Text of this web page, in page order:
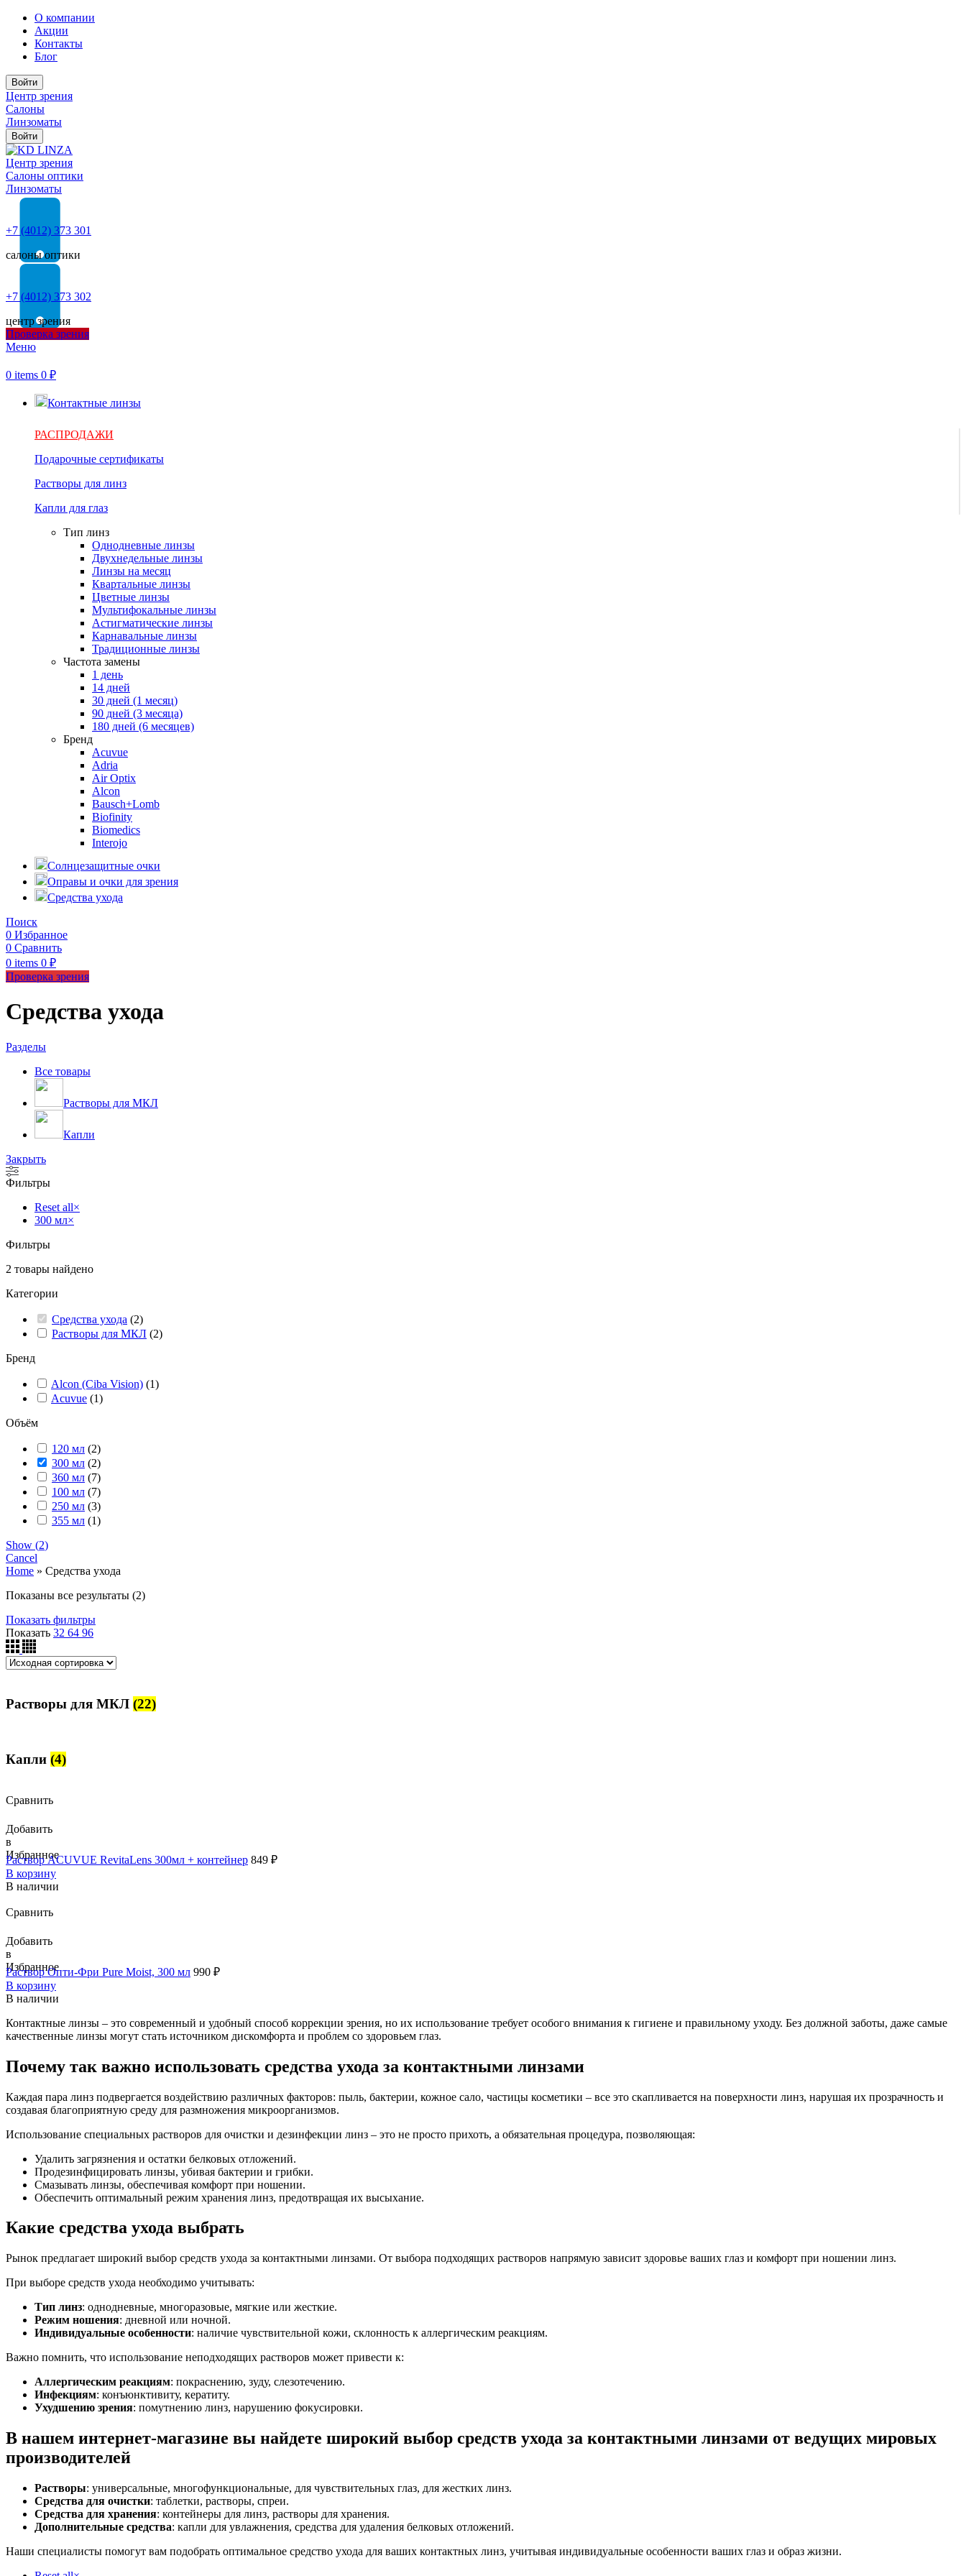
О компании
Акции
Контакты
Блог
Войти
Центр зрения
Салоны
Линзоматы
Войти
Центр зрения
Cалоны оптики
Линзоматы
+7 (4012) 373 301
салоны оптики
+7 (4012) 373 302
центр зрения
Проверка зрения
Меню
0 items 0 ₽
Контактные линзы
РАСПРОДАЖИ
Подарочные сертификаты
Растворы для линз
Капли для глаз
Тип линз
Однодневные линзы
Двухнедельные линзы
Линзы на месяц
Квартальные линзы
Цветные линзы
Мультифокальные линзы
Астигматические линзы
Карнавальные линзы
Традиционные линзы
Частота замены
1 день
14 дней
30 дней (1 месяц)
90 дней (3 месяца)
180 дней (6 месяцев)
Бренд
Acuvue
Adria
Air Optix
Alcon
Bausch+Lomb
Biofinity
Biomedics
Interojo
Солнцезащитные очки
Оправы и очки для зрения
Средства ухода
Поиск
0 Избранное
0 Сравнить
0 items 0 ₽
Проверка зрения
Средства ухода
Разделы
Все товары
Растворы для МКЛ
Капли
Закрыть
Фильтры
Reset all×
300 мл×
Фильтры
2 товары найдено
Категории
Средства ухода (2)
Растворы для МКЛ (2)
Бренд
Alcon (Ciba Vision) (1)
Acuvue (1)
Объём
120 мл (2)
300 мл (2)
360 мл (7)
100 мл (7)
250 мл (3)
355 мл (1)
Show (2)
Cancel
Home » Средства ухода
Показаны все результаты (2)
Показать фильтры
Показать 32 64 96
Растворы для МКЛ (22)
Капли (4)
Сравнить
Добавить
в
Избранное
Раствор ACUVUE RevitaLens 300мл + контейнер 849 ₽
В корзину
В наличии
Сравнить
Добавить
в
Избранное
Раствор Опти-Фри Pure Moist, 300 мл 990 ₽
В корзину
В наличии
Контактные линзы – это современный и удобный способ коррекции зрения, но их использование требует особого внимания к гигиене и правильному уходу. Без должной заботы, даже самые
качественные линзы могут стать источником дискомфорта и проблем со здоровьем глаз.
Почему так важно использовать средства ухода за контактными линзами
Каждая пара линз подвергается воздействию различных факторов: пыль, бактерии, кожное сало, частицы косметики – все это скапливается на поверхности линз, нарушая их прозрачность и
создавая благоприятную среду для размножения микроорганизмов.
Использование специальных растворов для очистки и дезинфекции линз – это не просто прихоть, а обязательная процедура, позволяющая:
Удалить загрязнения и остатки белковых отложений.
Продезинфицировать линзы, убивая бактерии и грибки.
Смазывать линзы, обеспечивая комфорт при ношении.
Обеспечить оптимальный режим хранения линз, предотвращая их высыхание.
Какие средства ухода выбрать
Рынок предлагает широкий выбор средств ухода за контактными линзами. От выбора подходящих растворов напрямую зависит здоровье ваших глаз и комфорт при ношении линз.
При выборе средств ухода необходимо учитывать:
Тип линз: однодневные, многоразовые, мягкие или жесткие.
Режим ношения: дневной или ночной.
Индивидуальные особенности: наличие чувствительной кожи, склонность к аллергическим реакциям.
Важно помнить, что использование неподходящих растворов может привести к:
Аллергическим реакциям: покраснению, зуду, слезотечению.
Инфекциям: конъюнктивиту, кератиту.
Ухудшению зрения: помутнению линз, нарушению фокусировки.
В нашем интернет-магазине вы найдете широкий выбор средств ухода за контактными линзами от ведущих мировых
производителей
Растворы: универсальные, многофункциональные, для чувствительных глаз, для жестких линз.
Средства для очистки: таблетки, растворы, спреи.
Средства для хранения: контейнеры для линз, растворы для хранения.
Дополнительные средства: капли для увлажнения, средства для удаления белковых отложений.
Наши специалисты помогут вам подобрать оптимальное средство ухода для ваших контактных линз, учитывая индивидуальные особенности ваших глаз и образ жизни.